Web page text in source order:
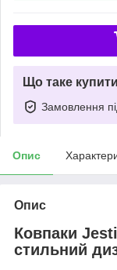
Що таке
Замовлення
Опис
Опис
Ковпаки
стильний